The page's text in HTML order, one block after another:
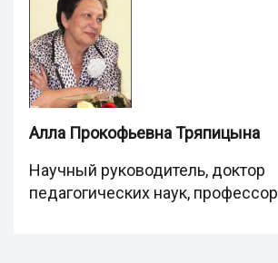
Алла Прокофьевна Тряпицына
Научный руководитель, доктор
педагогических наук, профессор